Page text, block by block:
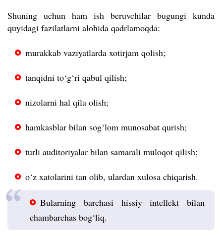
Shuning uchun ham ish beruvchilar bugungi kunda
quyidagi fazilatlarni alohida qadrlamoqda:
murakkab vaziyatlarda xotirjam qolish;
tanqidni to‘g‘ri qabul qilish;
nizolarni hal qila olish;
hamkasblar bilan sog‘lom munosabat qurish;
turli auditoriyalar bilan samarali muloqot qilish;
o‘z xatolarini tan olib, ulardan xulosa chiqarish.
Bularning barchasi hissiy intellekt bilan
chambarchas bog‘liq.